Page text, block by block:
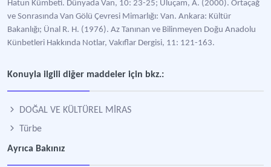
Hatun Kümbeti. Dünyada Van, 10: 23-25; Uluçam, A. (2000). Ortaçağ
ve Sonrasında Van Gölü Çevresi Mimarlığı: Van. Ankara: Kültür
Bakanlığı; Ünal R. H. (1976). Az Tanınan ve Bilinmeyen Doğu Anadolu
Künbetleri Hakkında Notlar, Vakıflar Dergisi, 11: 121-163.
Konuyla ilgili diğer maddeler için bkz.:
DOĞAL VE KÜLTÜREL MİRAS
Türbe
Ayrıca Bakınız